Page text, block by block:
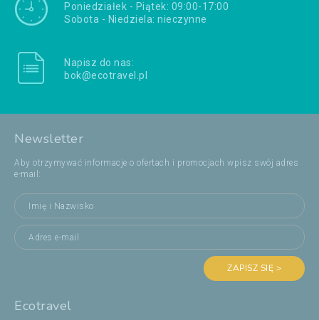
Poniedziałek - Piątek: 09:00-17:00
Sobota - Niedziela: nieczynne
Napisz do nas:
bok@ecotravel.pl
Newsletter
Aby otrzymywać informacje o ofertach i promocjach wpisz swój adres
e-mail:
ZAPISZ SIĘ >
Ecotravel